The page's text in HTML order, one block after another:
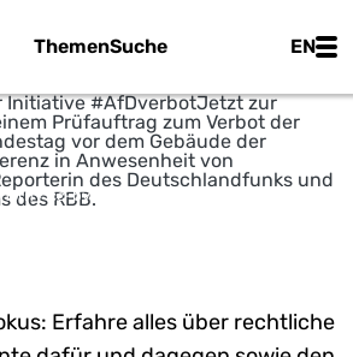
ThemenSuche EN
/ cc-by-sa-4.0 / commons.wikimedia.org
Erfahre alles über rechtliche